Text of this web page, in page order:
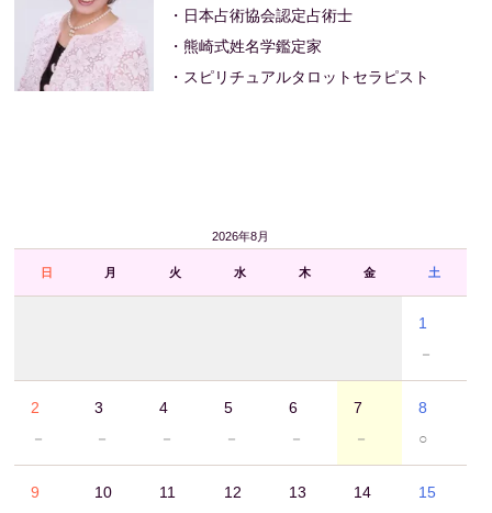
・日本占術協会認定占術士
・熊崎式姓名学鑑定家
・スピリチュアルタロットセラピスト
2026年8月
日 月 火 水 木 金 土
1
－
2
－
3
－
4
－
5
－
6
－
7
－
8
○
9
10
11
12
13
14
15